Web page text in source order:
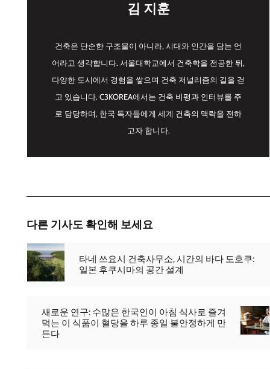
김 지훈
건축은 단순한 구조물이 아니라, 시대와 인간을 담는 언
어라고 생각합니다. 서울대학교에서 건축학을 전공한 뒤,
다양한 도시에서 경험을 쌓으며 건축 저널리즘의 길을 걷
고 있습니다. C3KOREA에서는 건축 비평과 인터뷰를 주
로 담당하며, 한국 독자들에게 세계 건축의 맥락을 전하
고자 합니다.
다른 기사도 확인해 보세요
타네 쓰요시 건축사무소, 시간의 바다 도호쿠:
일본 후쿠시마의 공간 설계
새로운 연구: 수많은 한국인이 아침 식사로 즐겨
먹는 이 식품이 혈당을 하루 종일 불안정하게 만
든다